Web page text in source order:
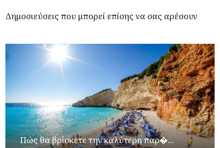
Δημοσιεύσεις που μπορεί επίσης να σας αρέσουν
Πώς θα βρίσκετε την καλύτερη παρ�...